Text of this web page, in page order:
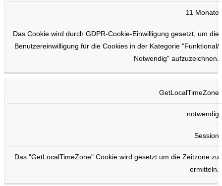
11 Monate
Das Cookie wird durch GDPR-Cookie-Einwilligung gesetzt, um die
Benutzereinwilligung für die Cookies in der Kategorie "Funktional/
Notwendig" aufzuzeichnen.
GetLocalTimeZone
notwendig
Session
Das "GetLocalTimeZone" Cookie wird gesetzt um die Zeitzone zu
ermitteln.